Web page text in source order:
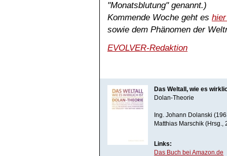
"Monatsblutung" genannt.)
Kommende Woche geht es
sowie dem Phänomen der
EVOLVER-Redaktion
Das Weltall, wie es
Dolan-Theorie
Ing. Johann Dolanski
Matthias Marschik (Hrsg.,
Links:
Das Buch bei Amazon.de